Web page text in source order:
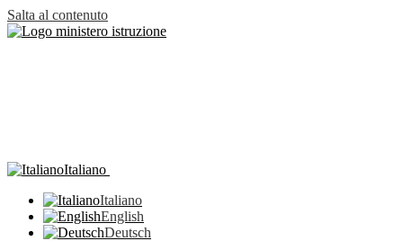
Salta al contenuto
Italiano
Italiano
English
Deutsch